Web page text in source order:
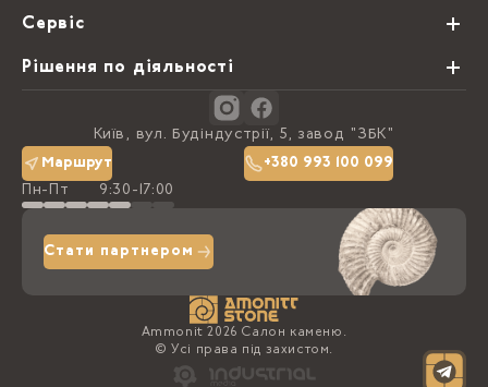
Про нас
Блог
Контакти
Політика конфіденційності
Доставка та оплата
Сервіс
Види обробки каменю
Рішення по діяльності
Київ, вул. Будіндустрії, 5, завод "ЗБК"
Маршрут
+380 993 100 099
Пн-Пт
9:30-17:00
Стати партнером
Ammonit 2026 Салон каменю.
© Усі права під захистом.